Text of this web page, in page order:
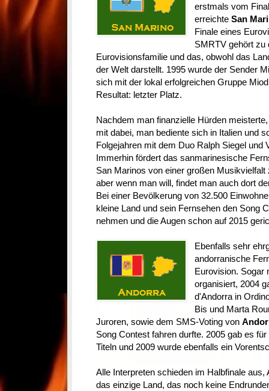
erstmals vom
erreichteSan
Finale eines
SMRTV gehört zu
Eurovisionsfamilie und das, obwohl das
der Welt darstellt. 1995 wurde der Sender
sich mit der lokal erfolgreichen Gruppe
Resultat: letzter Platz.
Nachdem man finanzielle Hürden
mit dabei, man bediente sich in Italien und
Folgejahren mit dem Duo Ralph Siegel und
Immerhin fördert das sanmarinesische
San Marinos von einer großen
aber wenn man will, findet man auch dort
Bei einer Bevölkerung von 32.500
kleine Land und sein Fernsehen den Song
nehmen und die Augen schon auf 2015
Ebenfalls sehr
andorranische
Eurovision. Sogar
organisiert, 2004
d'Andorra in
Bis und Marta
Juroren, sowie dem SMS-Voting von
Song Contest fahren durfte. 2005 gab es
Titeln und 2009 wurde ebenfalls ein
Alle Interpreten schieden im Halbfinale
das einzige Land, das noch keine